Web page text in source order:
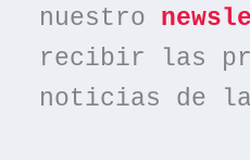
nuestro
recibir las
noticias de la